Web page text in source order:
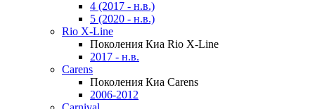
4 (2017 - н.в.)
5 (2020 - н.в.)
Rio X-Line
Поколения Киа Rio X-Line
2017 - н.в.
Carens
Поколения Киа Carens
2006-2012